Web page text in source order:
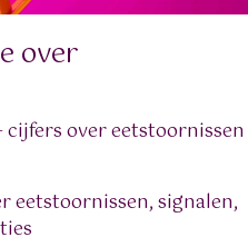
over
cijfers over eetstoornissen
eetstoornissen, signalen,